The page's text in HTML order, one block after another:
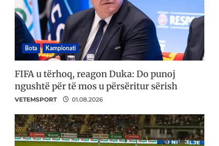
Bota Kampionati
FIFA u tërhoq, reagon Duka: Do punoj
ngushtë për të mos u përsëritur sërish
VETEMSPORT 01.08.2026